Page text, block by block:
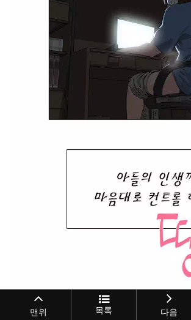
맨위 목록 다음